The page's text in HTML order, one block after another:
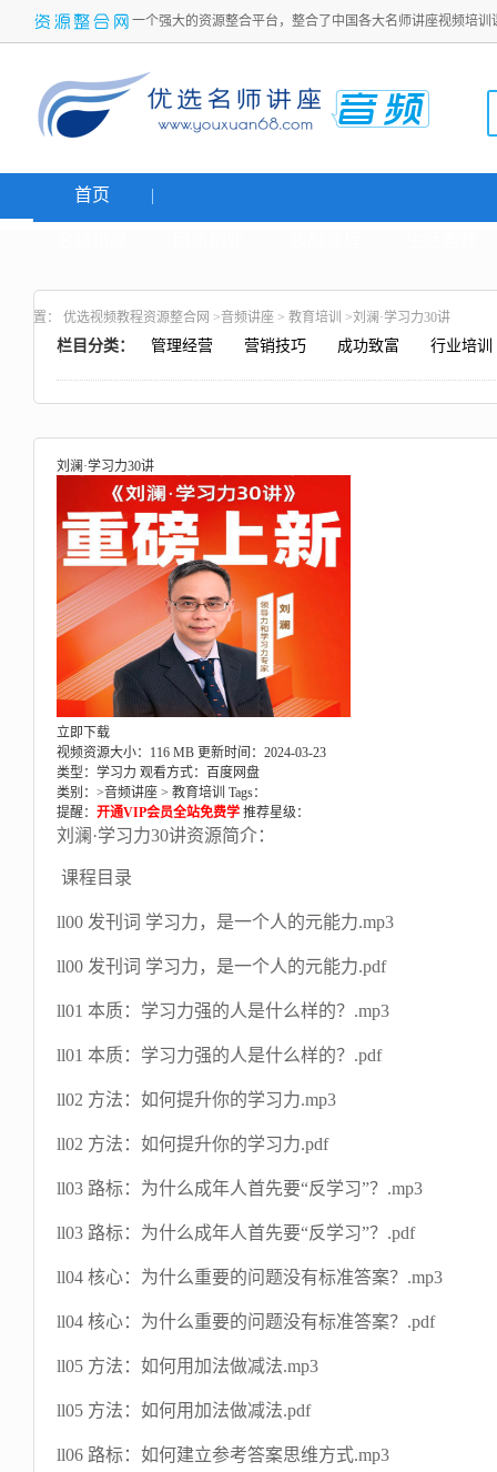
一个强大的资源整合平台，整合了中国各大名师讲座视频培
首页
置： 优选视频教程资源整合网 >音频讲座 > 教育培训 >刘澜·学习力30讲
栏目分类： 管理经营 营销技巧 成功致富 行业培训
刘澜·学习力30讲
立即下载
视频资源大小：116 MB 更新时间：2024-03-23
类型：学习力 观看方式：百度网盘
类别：>音频讲座 > 教育培训 Tags：
提醒： 开通VIP会员全站免费学 推荐星级：
刘澜·学习力30讲资源简介：
课程目录
ll00 发刊词 学习力，是一个人的元能力.mp3
ll00 发刊词 学习力，是一个人的元能力.pdf
ll01 本质：学习力强的人是什么样的？.mp3
ll01 本质：学习力强的人是什么样的？.pdf
ll02 方法：如何提升你的学习力.mp3
ll02 方法：如何提升你的学习力.pdf
ll03 路标：为什么成年人首先要“反学习”？.mp3
ll03 路标：为什么成年人首先要“反学习”？.pdf
ll04 核心：为什么重要的问题没有标准答案？.mp3
ll04 核心：为什么重要的问题没有标准答案？.pdf
ll05 方法：如何用加法做减法.mp3
ll05 方法：如何用加法做减法.pdf
ll06 路标：如何建立参考答案思维方式.mp3